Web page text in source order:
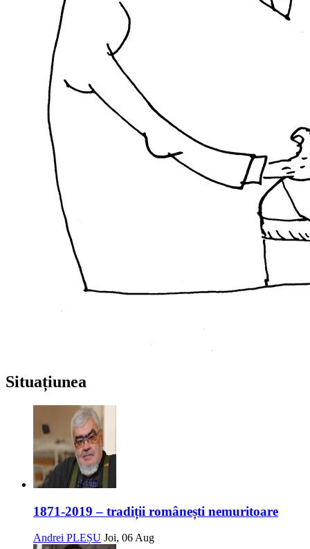
Situațiunea
1871-2019 – tradiții românești nemuritoare
Andrei PLEȘU Joi, 06 Aug